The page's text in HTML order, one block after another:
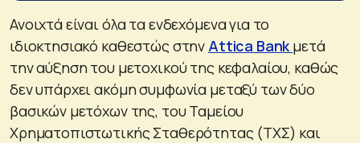
Ανοιχτά είναι όλα τα ενδεχόμενα για το
ιδιοκτησιακό καθεστώς στην Attica Bank μετά
την αύξηση του μετοχικού της κεφαλαίου, καθώς
δεν υπάρχει ακόμη συμφωνία μεταξύ των δύο
βασικών μετόχων της, του Ταμείου
Χρηματοπιστωτικής Σταθερότητας (ΤΧΣ) και